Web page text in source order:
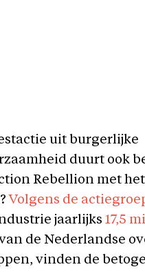
uit burgerlijke
duurt ook
Rebellion met
Volgens de
jaarlijks 17,5
de Nederlandse
vinden de